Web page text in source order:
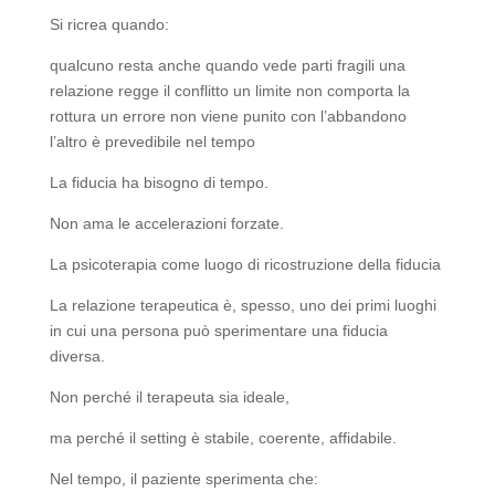
Si ricrea quando:
qualcuno resta anche quando vede parti fragili una
relazione regge il conflitto un limite non comporta la
rottura un errore non viene punito con l’abbandono
l’altro è prevedibile nel tempo
La fiducia ha bisogno di tempo.
Non ama le accelerazioni forzate.
La psicoterapia come luogo di ricostruzione della fiducia
La relazione terapeutica è, spesso, uno dei primi luoghi
in cui una persona può sperimentare una fiducia
diversa.
Non perché il terapeuta sia ideale,
ma perché il setting è stabile, coerente, affidabile.
Nel tempo, il paziente sperimenta che: